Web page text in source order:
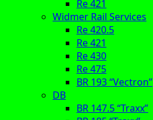
Re 421
Widmer Rail Services
Re 420.5
Re 421
Re 430
Re 475
BR 193 “Vectron”
DB
BR 147.5 “Traxx”